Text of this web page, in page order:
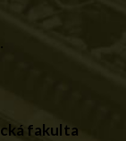
fakulta